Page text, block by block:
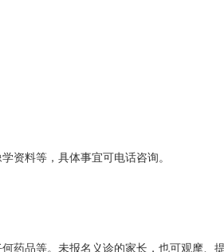
资料等，具体事宜可电话咨询。
药品等。未报名义诊的家长，也可观摩、